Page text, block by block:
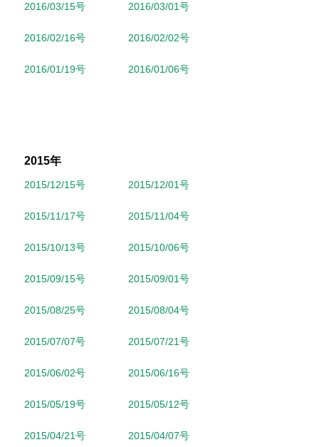
2016/03/15号 2016/03/01号
2016/02/16号 2016/02/02号
2016/01/19号 2016/01/06号
2015年
2015/12/15号 2015/12/01号
2015/11/17号 2015/11/04号
2015/10/13号 2015/10/06号
2015/09/15号 2015/09/01号
2015/08/25号 2015/08/04号
2015/07/07号 2015/07/21号
2015/06/02号 2015/06/16号
2015/05/19号 2015/05/12号
2015/04/21号 2015/04/07号